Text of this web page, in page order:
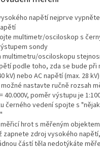
napětí nejprve
multimetr/osciloskop s
sondy
multimetru/osciloskopu
podle toho, zda se bude při
kV) nebo AC napětí (max. 28 kV)
nastavte ručně rozsah
40.000V, poměr výstupu je
černého vedení spojte s
hrot s měřeným objektem
zapnete zdroj vysokého
částí těla nedotýkáte